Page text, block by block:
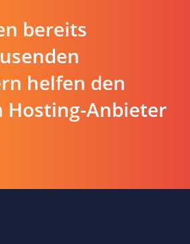
bereits
helfen den
Hosting-Anbieter